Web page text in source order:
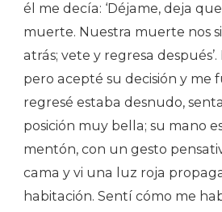
él me decía: ‘Déjame, deja
muerte. Nuestra muerte nos
atrás; vete y regresa después’.
pero acepté su decisión y me
regresé estaba desnudo,
posición muy bella; su mano
mentón, con un gesto
cama y vi una luz roja
habitación. Sentí cómo me